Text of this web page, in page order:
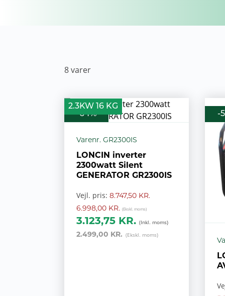
8varer
-64%
2.3KW 16 KG
Varenr. GR2300IS
LONCIN inverter
2300watt Silent
GENERATOR GR2300IS
3.123,75 KR.
2.499,00 KR.
Vejl. pris: 8.747,50 KR.
6.998,00 KR.
-